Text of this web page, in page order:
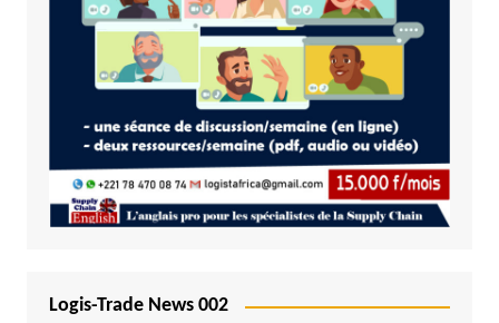
Logis-Trade News 002